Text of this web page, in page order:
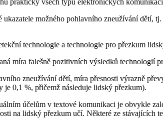
možného pohlavního zneužívání dětí,
technologie a technologie pro přezkum
míra falešně pozitivních výsledků
zneužívání dětí, míra přesnosti výrazně
0,1 %, přičemž následuje lidský přezkum).
účelům v textové komunikaci je obvykle
na lidský přezkum učí. Některé ze